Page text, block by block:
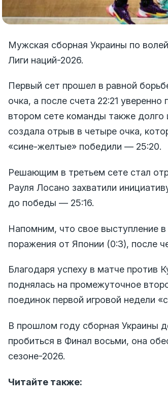
Мужская сборная Украины по
Лиги наций-2026.
Первый сет прошел в равной
очка, а после счета 22:21
втором сете команды также долго
создала отрыв в четыре очка,
«сине-желтые» победили — 25:20.
Решающим в третьем сете стал
Рауля Лосано захватили
до победы — 25:16.
Напомним, что свое выступление
поражения от Японии (0:3), после
Благодаря успеху в матче против
поднялась на промежуточное
поединок первой игровой недели
В прошлом году сборная Украины
пробиться в Финал восьми, она
сезоне-2026.
Читайте также: